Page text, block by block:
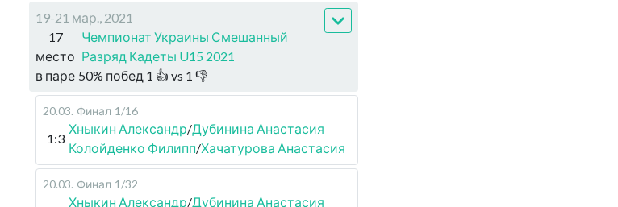
19-21 мар., 2021
17
место
Чемпионат Украины Смешанный
Разряд Кадеты U15 2021
в паре 50% побед 1 👍 vs 1 👎
20.03. Финал 1/16
1:3
Хныкин Александр/Дубинина Анастасия
Колойденко Филипп/Хачатурова Анастасия
20.03. Финал 1/32
Хныкин Александр/Дубинина Анастасия